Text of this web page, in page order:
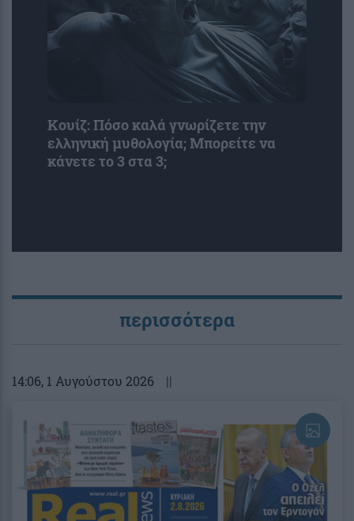
Κουίζ: Πόσο καλά γνωρίζετε την
ελληνική μυθολογία; Μπορείτε να
κάνετε το 3 στα 3;
περισσότερα
14:06, 1 Αυγούστου 2026 ||